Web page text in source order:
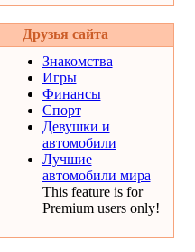
Друзья сайта
Знакомства
Игры
Финансы
Спорт
Девушки и
автомобили
Лучшие
автомобили мира
This feature is for
Premium users only!